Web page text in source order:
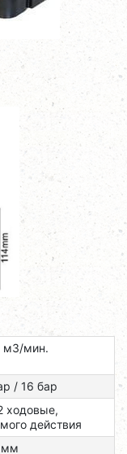
м3/мин.
/ 16 бар
ходовые,
действия
мм